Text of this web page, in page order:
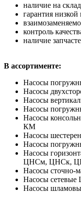
наличие на
гарантия
контроль
наличие
В ассортименте:
Насосы
Насосы
Насосы
Насосы
Насосы
КМ
Насосы
Насосы
Насосы
ЦНСм, ЦНСк,
Насосы
Насосы сетевые
Насосы